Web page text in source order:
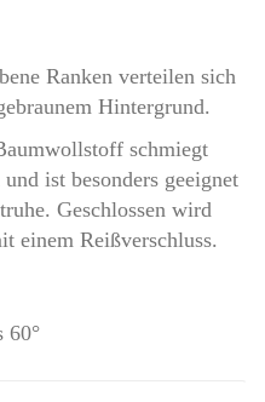
Ranken verteilen sich
Hintergrund.
schmiegt
ist besonders geeignet
Geschlossen wird
einem Reißverschluss.
60°